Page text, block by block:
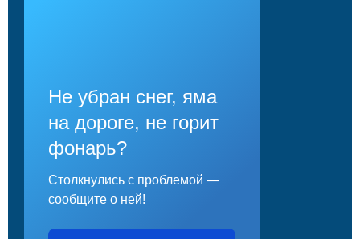
Не убран снег, яма
на дороге, не горит
фонарь?
Столкнулись с проблемой —
сообщите о ней!